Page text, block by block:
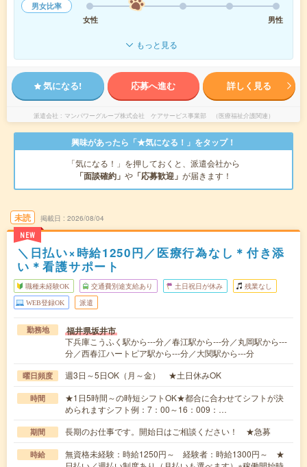
男女比率
女性
男性
もっと見る
気になる! 応募へ進む 詳しく見る
派遣会社 マンパワーグループ株式会社 ケアサービス事業部 （医療福祉介護関連）
興味があったら「★気になる！」をタップ！
「気になる！」を押しておくと、派遣会社から
「面談確約」 や 「応募歓迎」 が届きます！
未読
NEW
掲載日 2026/08/04
＼日払い×時給1250円／医療行為なし＊付き添
い＊看護サポート
職種未経験OK 交通費別途支給あり 土日祝日が休み 残業なし
WEB登録OK 派遣
勤務地 福井県坂井市
下兵庫こうふく駅から---分／春江駅から---分／丸岡駅から---
分／西春江ハートピア駅から---分／大関駅から---分
曜日頻度 週3日～5日OK（月～金） ★土日休みOK
時間
★1日5時間～の時短シフトOK★都合に合わせてシフトが決
められますシフト例：7：00～16：009：…
期間 長期のお仕事です。開始日はご相談ください！ ★急募
時給
無資格未経験：時給1250円～ 経験者：時給1300円～ ★